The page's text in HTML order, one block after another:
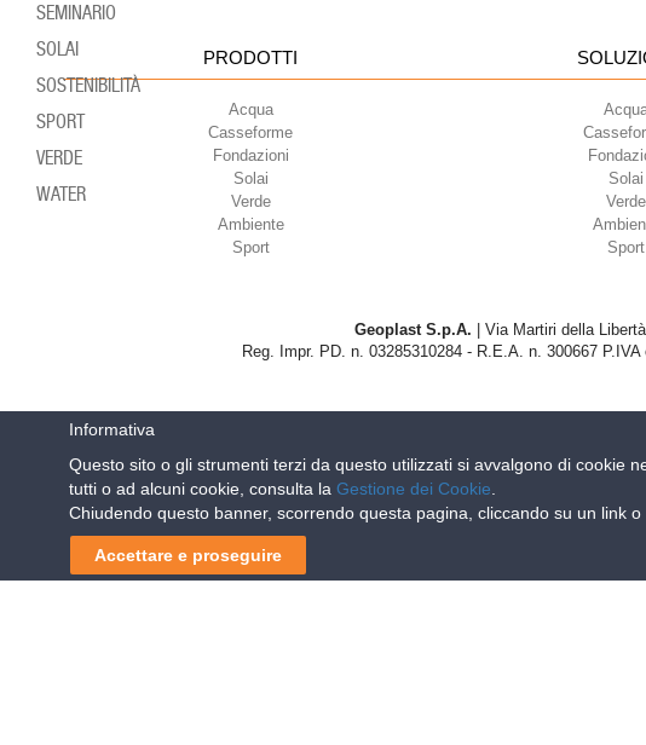
SEMINARIO
SOLAI
SOSTENIBILITÀ
SPORT
VERDE
WATER
PRODOTTI
Acqua
Casseforme
Fondazioni
Solai
Verde
Ambiente
Sport
Solai
Verde
Sport
Geoplast S.p.A. | Via Martiri della
Reg. Impr. PD. n. 03285310284 - R.E.A. n. 300667
Informativa
Questo sito o gli strumenti terzi da questo utilizzati si avvalgono di cookie
tutti o ad alcuni cookie, consulta la Gestione dei Cookie
Chiudendo questo banner, scorrendo questa pagina, cliccando su un link
Accettare e proseguire